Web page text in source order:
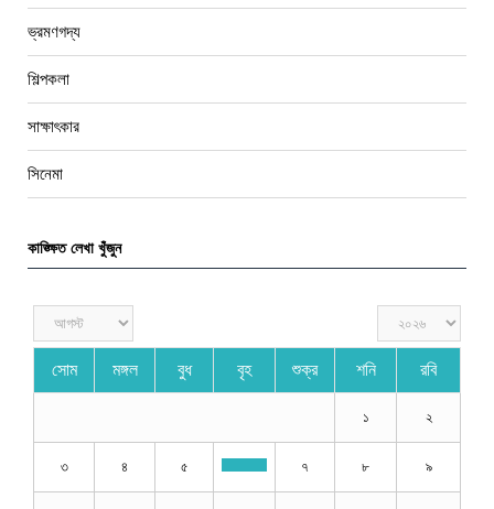
ভ্রমণগদ্য
শিল্পকলা
সাক্ষাৎকার
সিনেমা
কাঙ্ক্ষিত লেখা খুঁজুন
সোম মঙ্গল বুধ বৃহ শুক্র শনি রবি
১ ২
৩ ৪ ৫ ৭ ৮ ৯